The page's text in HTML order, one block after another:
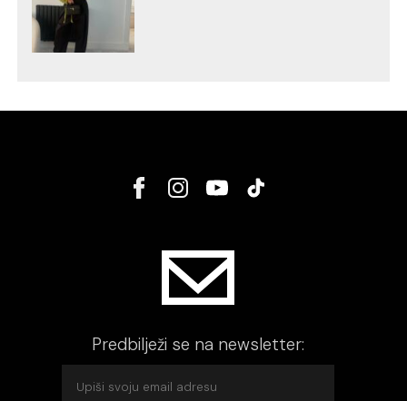
Predbilježi se na newsletter: